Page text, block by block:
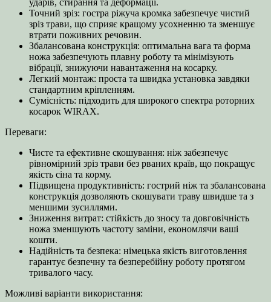
ударів, стирання та деформації.
Точний зріз: гостра ріжуча кромка забезпечує чистий
зріз трави, що сприяє кращому усохненню та зменшує
втрати поживних речовин.
Збалансована конструкція: оптимальна вага та форма
ножа забезпечують плавну роботу та мінімізують
вібрації, знижуючи навантаження на косарку.
Легкий монтаж: проста та швидка установка завдяки
стандартним кріпленням.
Сумісність: підходить для широкого спектра роторних
косарок WIRAX.
Переваги:
Чисте та ефективне скошування: ніж забезпечує
рівномірний зріз трави без рваних країв, що покращує
якість сіна та корму.
Підвищена продуктивність: гострий ніж та збалансована
конструкція дозволяють скошувати траву швидше та з
меншими зусиллями.
Зниження витрат: стійкість до зносу та довговічність
ножа зменшують частоту заміни, економлячи ваші
кошти.
Надійність та безпека: німецька якість виготовлення
гарантує безпечну та безперебійну роботу протягом
тривалого часу.
Можливі варіанти використання: